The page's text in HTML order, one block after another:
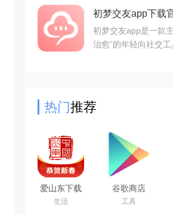
测保障。专属礼包、
多多。懒人更新省流
初梦交友app是一款
治愈”的年轻向社交工
热门推荐
爱山东下载
app官方最
新版
生活
谷歌商店
google play
store最新版
工具